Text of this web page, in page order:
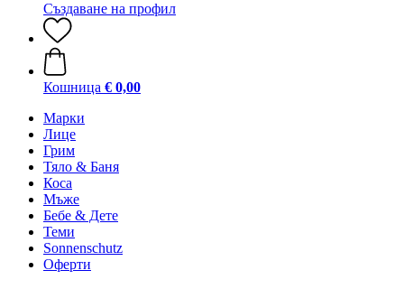
Създаване на профил
Кошница € 0,00
Марки
Лице
Грим
Тяло & Баня
Коса
Мъже
Бебе & Дете
Теми
Sonnenschutz
Оферти